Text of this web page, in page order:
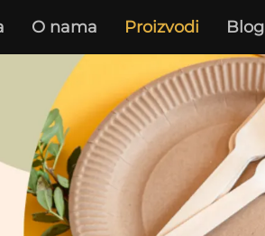
O nama Proizvodi Blog